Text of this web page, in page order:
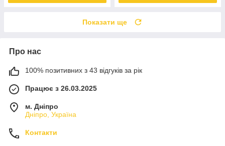
Показати ще
Про нас
100% позитивних з 43 відгуків за рік
Працює з 26.03.2025
м. Дніпро
Дніпро, Україна
Контакти